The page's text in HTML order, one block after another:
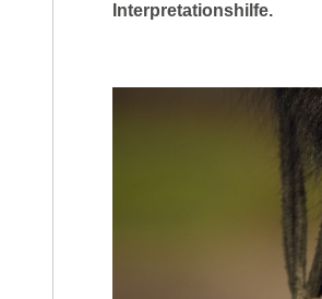
Interpretationshilfe.